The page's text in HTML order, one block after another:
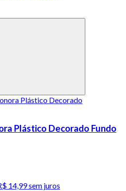
Plástico Decorado Fundo
14,99sem juros